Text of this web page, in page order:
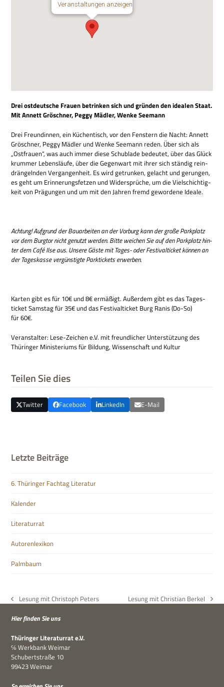
Ver­an­stal­tun­gen anzeigen
Drei ost­deut­sche Frauen betrin­ken sich und grün­den den idea­len Staat.
Mit Annett Grösch­ner, Peggy Mäd­ler, Wenke Seemann
Drei Freun­din­nen, ein Küchen­tisch, vor den Fen­stern die Nacht: Annett
Grösch­ner, Peggy Mäd­ler und Wenke See­mann reden. Über sich als
„Ost­frauen“, was auch immer diese Schub­lade bedeu­tet, über das Glück
krum­mer Lebens­läufe, über die Gegen­wart mit ihrer sich stän­dig rein­
drän­geln­den Ver­gan­gen­heit. Es wird getrun­ken, gelacht und gerun­gen,
es geht um Erin­ne­rungs­fet­zen und Wider­sprü­che, um die Viel­schich­tig­
keit von Prä­gun­gen und um mit den Jah­ren fremd gewor­dene Ideale.
Ach­tung! Auf­grund der Bau­ar­bei­ten an der Vor­burg kann der große Park­platz
vor dem Burg­tor nicht genutzt wer­den. Bitte wei­chen Sie auf den Park­platz hin­
ter dem Café Ilse aus. Unsere Gäste mit Tages- oder Festi­val­ticket kön­nen an
der Tages­kasse ver­gün­stigte Park­tickets erwerben.
Kar­ten gibt es für 10€ und 8€ ermä­ßigt. Außer­dem gibt es das Tages­
ticket Sams­tag für 35€ und das Festi­val­ticket Burg Ranis (Do-So)
für 60€.
Ver­an­stal­ter: Lese-Zei­chen e.V. mit freund­li­cher Unter­stüt­zung des
Thü­rin­ger Mini­ste­ri­ums für Bil­dung, Wis­sen­schaft und Kultur
Teilen Sie dies
Twitter Facebook LinkedIn E-Mail
Letzte Beiträge
6. Thüringer Fachtag Literatur
Kalender
Literaturrat
Autorenlexikon
Palmbaum
vorheriger
Lesung mit Christoph Peters
Nächster
Lesung mit Christian Berkel
Hier fin­den Sie uns
Thü­rin­ger Lite­ra­tur­rat e.V.
℅ Werk­bank Weimar
Schu­bert­straße 10
99423 Weimar